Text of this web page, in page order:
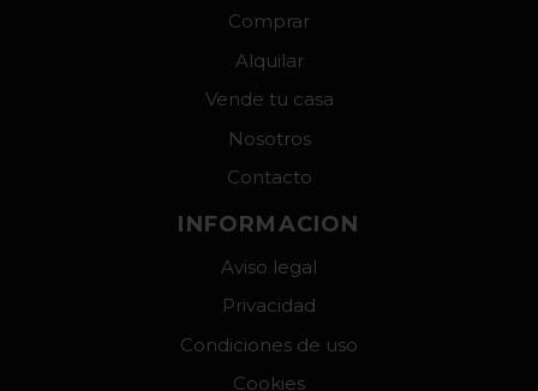
Comprar
Alquilar
Vende tu casa
Nosotros
Contacto
INFORMACION
Aviso legal
Privacidad
Condiciones de uso
Cookies